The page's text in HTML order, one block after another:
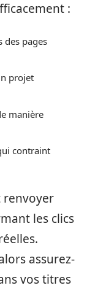
:
des pages
projet
manière
contraint
renvoyer
les clics
assurez-
vos titres